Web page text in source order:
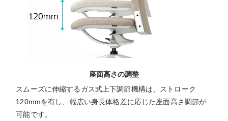
座面高さの調整
スムーズに伸縮するガス式上下調節機構は、ストローク
120mmを有し、幅広い身長体格差に応じた座面高さ調節が
可能です。